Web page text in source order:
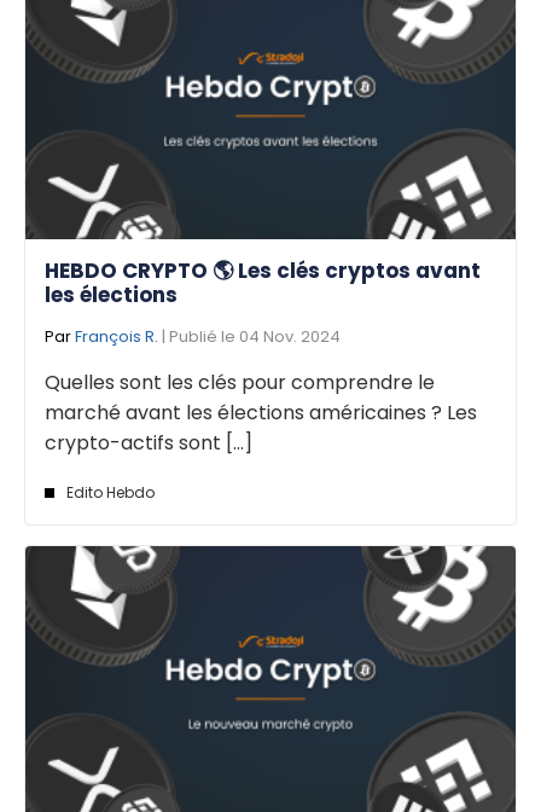
HEBDO CRYPTO 🌎 Les clés cryptos avant
les élections
ParFrançois R. | Publié le 04 Nov. 2024
Quelles sont les clés pour comprendre le
marché avant les élections américaines ? Les
crypto-actifs sont [...]
Edito Hebdo